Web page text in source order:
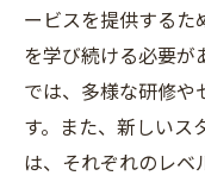
ービスを提供するた
を学び続ける必要が
では、多様な研修や
す。また、新しいス
は、それぞれのレ